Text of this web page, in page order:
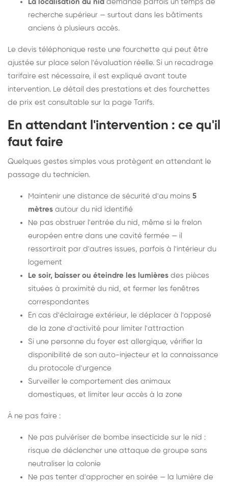
La localisation du nid demande parfois un temps de
recherche supérieur — surtout dans les bâtiments
anciens à plusieurs accès.
Le devis téléphonique reste une fourchette qui peut être
ajustée sur place selon l'évaluation réelle. Si un recadrage
tarifaire est nécessaire, il est expliqué avant toute
intervention. Le détail des prestations et des fourchettes
de prix est consultable sur la page Tarifs.
En attendant l'intervention : ce qu'il
faut faire
Quelques gestes simples vous protègent en attendant le
passage du technicien.
Maintenir une distance de sécurité d'au moins 5
mètres autour du nid identifié
Ne pas obstruer l'entrée du nid, même si le frelon
européen entre dans une cavité fermée — il
ressortirait par d'autres issues, parfois à l'intérieur du
logement
Le soir, baisser ou éteindre les lumières des pièces
situées à proximité du nid, et fermer les fenêtres
correspondantes
En cas d'éclairage extérieur, le déplacer à l'opposé
de la zone d'activité pour limiter l'attraction
Si une personne du foyer est allergique, vérifier la
disponibilité de son auto-injecteur et la connaissance
du protocole d'urgence
Surveiller le comportement des animaux
domestiques, et limiter leur accès à la zone
À ne pas faire :
Ne pas pulvériser de bombe insecticide sur le nid :
risque de déclencher une attaque de groupe sans
neutraliser la colonie
Ne pas tenter d'approcher en soirée — la lumière de